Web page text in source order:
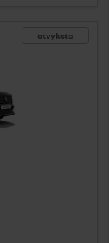
atvyksta